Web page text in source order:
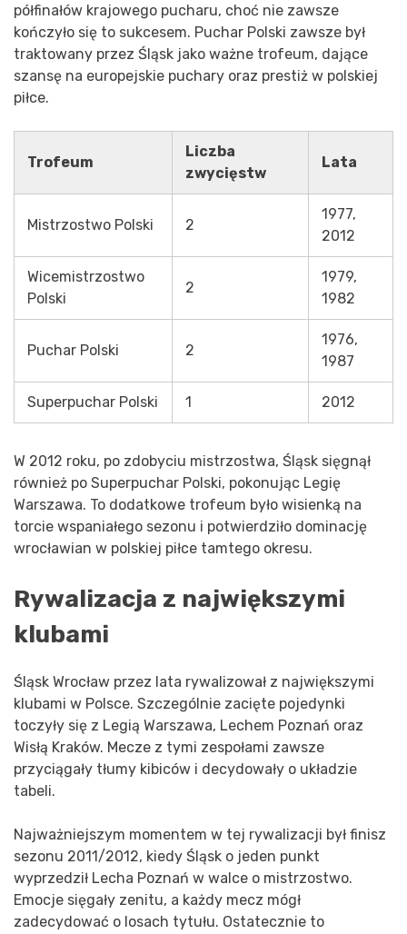
półfinałów krajowego pucharu, choć nie zawsze
kończyło się to sukcesem. Puchar Polski zawsze był
traktowany przez Śląsk jako ważne trofeum, dające
szansę na europejskie puchary oraz prestiż w polskiej
piłce.
Trofeum
Liczba
zwycięstw
Lata
Mistrzostwo Polski 2
1977,
2012
Wicemistrzostwo
Polski
2
1979,
1982
Puchar Polski 2
1976,
1987
Superpuchar Polski 1 2012
W 2012 roku, po zdobyciu mistrzostwa, Śląsk sięgnął
również po Superpuchar Polski, pokonując Legię
Warszawa. To dodatkowe trofeum było wisienką na
torcie wspaniałego sezonu i potwierdziło dominację
wrocławian w polskiej piłce tamtego okresu.
Rywalizacja z największymi
klubami
Śląsk Wrocław przez lata rywalizował z największymi
klubami w Polsce. Szczególnie zacięte pojedynki
toczyły się z Legią Warszawa, Lechem Poznań oraz
Wisłą Kraków. Mecze z tymi zespołami zawsze
przyciągały tłumy kibiców i decydowały o układzie
tabeli.
Najważniejszym momentem w tej rywalizacji był finisz
sezonu 2011/2012, kiedy Śląsk o jeden punkt
wyprzedził Lecha Poznań w walce o mistrzostwo.
Emocje sięgały zenitu, a każdy mecz mógł
zadecydować o losach tytułu. Ostatecznie to